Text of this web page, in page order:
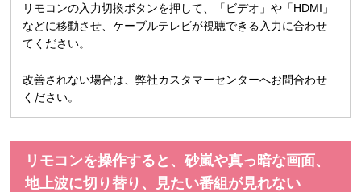
リモコンの入力切換ボタンを押して、「ビデオ」や「HDMI」
などに移動させ、ケーブルテレビが視聴できる入力に合わせ
てください。
改善されない場合は、弊社カスタマーセンターへお問合わせ
ください。
リモコンを操作すると、砂嵐や真っ暗な画面、
地上波に切り替り、見たい番組が見れない